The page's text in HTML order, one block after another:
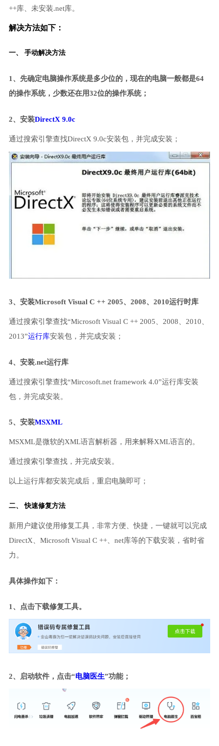
++库、未安装.net库。
解决方法如下：
一、 手动解决方法
1、先确定电脑操作系统是多少位的，现在的电脑一般都是64
的操作系统，少数还在用32位的操作系统；
2、安装DirectX 9.0c
通过搜索引擎查找DirectX 9.0c安装包，并完成安装；
3、安装Microsoft Visual C ++ 2005、2008、2010运行时库
通过搜索引擎查找“Microsoft Visual C ++ 2005、2008、2010、
2013”运行库安装包，并完成安装；
4、安装.net运行库
通过搜索引擎查找“Mircosoft.net framework 4.0”运行库安装
包，并完成安装。
5、安装MSXML
MSXML是微软的XML语言解析器，用来解释XML语言的。
通过搜索引擎查找，并完成安装。
以上运行库都安装完成后，重启电脑即可；
二、 快速修复方法
新用户建议使用修复工具，非常方便、快捷，一键就可以完成
DirectX、Microsoft Visual C ++、net库等的下载安装，省时省
力。
具体操作如下：
1、点击下载修复工具。
2、启动软件，点击“电脑医生”功能；